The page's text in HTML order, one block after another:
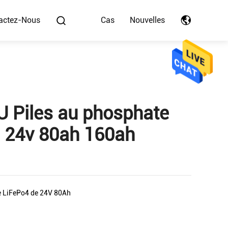
Nous Cas Nouvelles
Piles au phosphate
80ah 160ah
LiFePo4 de 24V 80Ah